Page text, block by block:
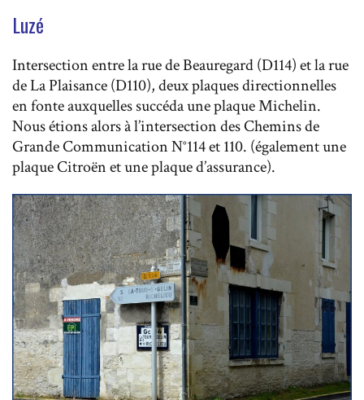
Luzé
Intersection entre la rue de Beauregard (D114) et la rue
de La Plaisance (D110), deux plaques directionnelles
en fonte auxquelles succéda une plaque Michelin.
Nous étions alors à l’intersection des Chemins de
Grande Communication N°114 et 110. (également une
plaque Citroën et une plaque d’assurance).